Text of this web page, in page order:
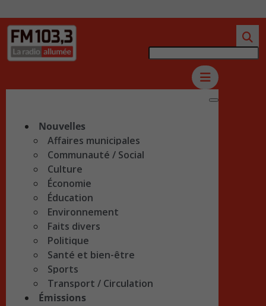
Nouvelles
Affaires municipales
Communauté / Social
Culture
Économie
Éducation
Environnement
Faits divers
Politique
Santé et bien-être
Sports
Transport / Circulation
Émissions